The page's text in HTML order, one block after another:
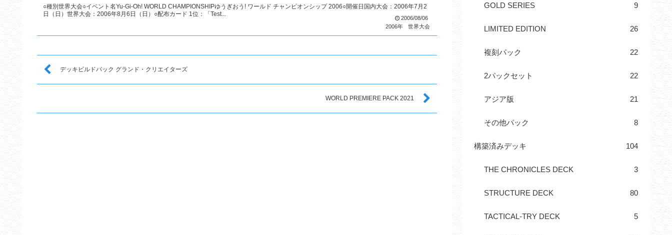
○種別世界大会○イベント名Yu-Gi-Oh! WORLD CHAMPIONSHIPゆうぎおう! ワールド チャンピオンシップ 2006○開催日国内大会：2006年7月2
日（日）世界大会：2006年8月6日（日）○配布カード 1位：「Test...
2006/08/06
2006年
世界大会
デッキビルドパック グランド・クリエイターズ
WORLD PREMIERE PACK 2021
GOLD SERIES 9
LIMITED EDITION 26
複刻パック 22
2パックセット 22
アジア版 21
その他パック 8
構築済みデッキ 104
THE CHRONICLES DECK 3
STRUCTURE DECK 80
TACTICAL-TRY DECK 5